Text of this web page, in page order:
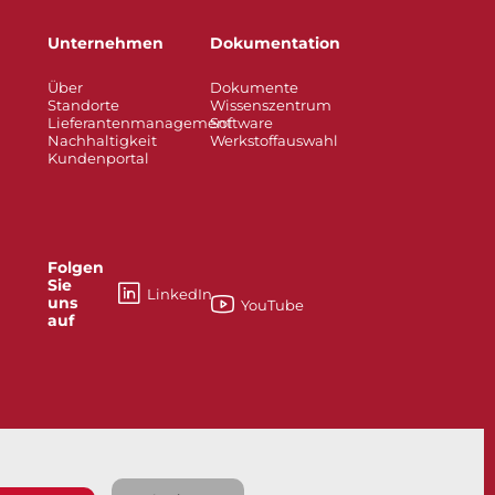
Unternehmen
Über
Standorte
Lieferantenmanagement
Nachhaltigkeit
Kundenportal
Folgen
Sie
uns
auf
LinkedIn
Dokumentation
Dokumente
Wissenszentrum
Software
Werkstoffauswahl
YouTube